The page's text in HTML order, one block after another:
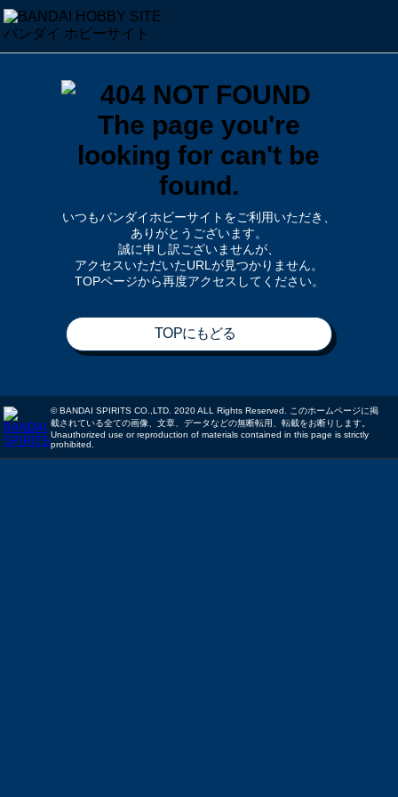
いつもバンダイホビーサイトをご利用いただき、
ありがとうございます。
誠に申し訳ございませんが、
アクセスいただいたURLが見つかりません。
TOPページから再度アクセスしてください。
TOPにもどる
© BANDAI SPIRITS CO.,LTD. 2020 ALL Rights Reserved. このホームページに掲
載されている全ての画像、文章、データなどの無断転用、転載をお断りします。
Unauthorized use or reproduction of materials contained in this page is strictly
prohibited.